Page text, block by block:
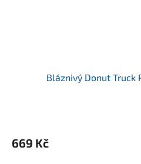
Bláznivý Donut Truck
669 Kč